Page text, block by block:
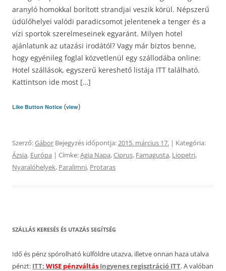
aranyló homokkal borított strandjai veszik körül. Népszerű
üdülőhelyei valódi paradicsomot jelentenek a tenger és a
vízi sportok szerelmeseinek egyaránt. Milyen hotel
ajánlatunk az utazási irodától? Vagy már biztos benne,
hogy egyénileg foglal közvetlenül egy szállodába online:
Hotel szállások, egyszerű kereshető listája ITT található.
Kattintson ide most […]
Like Button Notice (view)
Szerző:Gábor Bejegyzés időpontja:2015. március 17. | Kategória:
Ázsia, Európa | Címke:Agia Napa,Ciprus, Famagusta, Liopetri,
Nyaralóhelyek, Paralimni, Protaras
SZÁLLÁS KERESÉS ÉS UTAZÁS SEGÍTSÉG
Idő és pénz spórolható külföldre utazva, illetve onnan haza utalva
pénzt: ITT: WISE pénzváltás Ingyenes regisztráció ITT. A valóban